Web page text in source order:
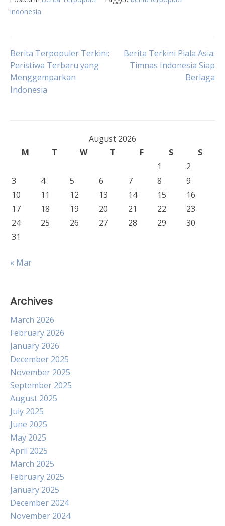
indonesia
Post
navigation
Berita Terpopuler Terkini:
Peristiwa Terbaru yang
Menggemparkan
Indonesia
Berita Terkini Piala Asia:
Timnas Indonesia Siap
Berlaga
August 2026
M
T W T F S
S
1
2
3
4 5 6 7 8
9
10
11 12 13 14 15
16
17
18 19 20 21 22
23
24
25 26 27 28 29
30
31
« Mar
Archives
March 2026
February 2026
January 2026
December 2025
November 2025
September 2025
August 2025
July 2025
June 2025
May 2025
April 2025
March 2025
February 2025
January 2025
December 2024
November 2024